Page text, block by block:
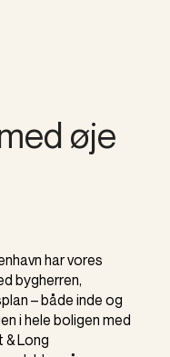
øje
har vores
bygherren,
– både inde og
i hele boligen med
Long